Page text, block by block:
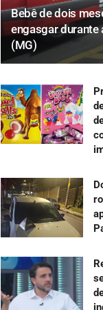
Bebê de dois
engasgar durante
(MG)